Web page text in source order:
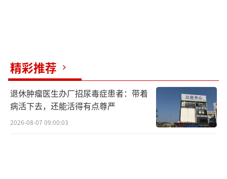
精彩推荐
退休肿瘤医生办厂招尿毒症患者：带着
病活下去，还能活得有点尊严
2026-08-07 09:00:03